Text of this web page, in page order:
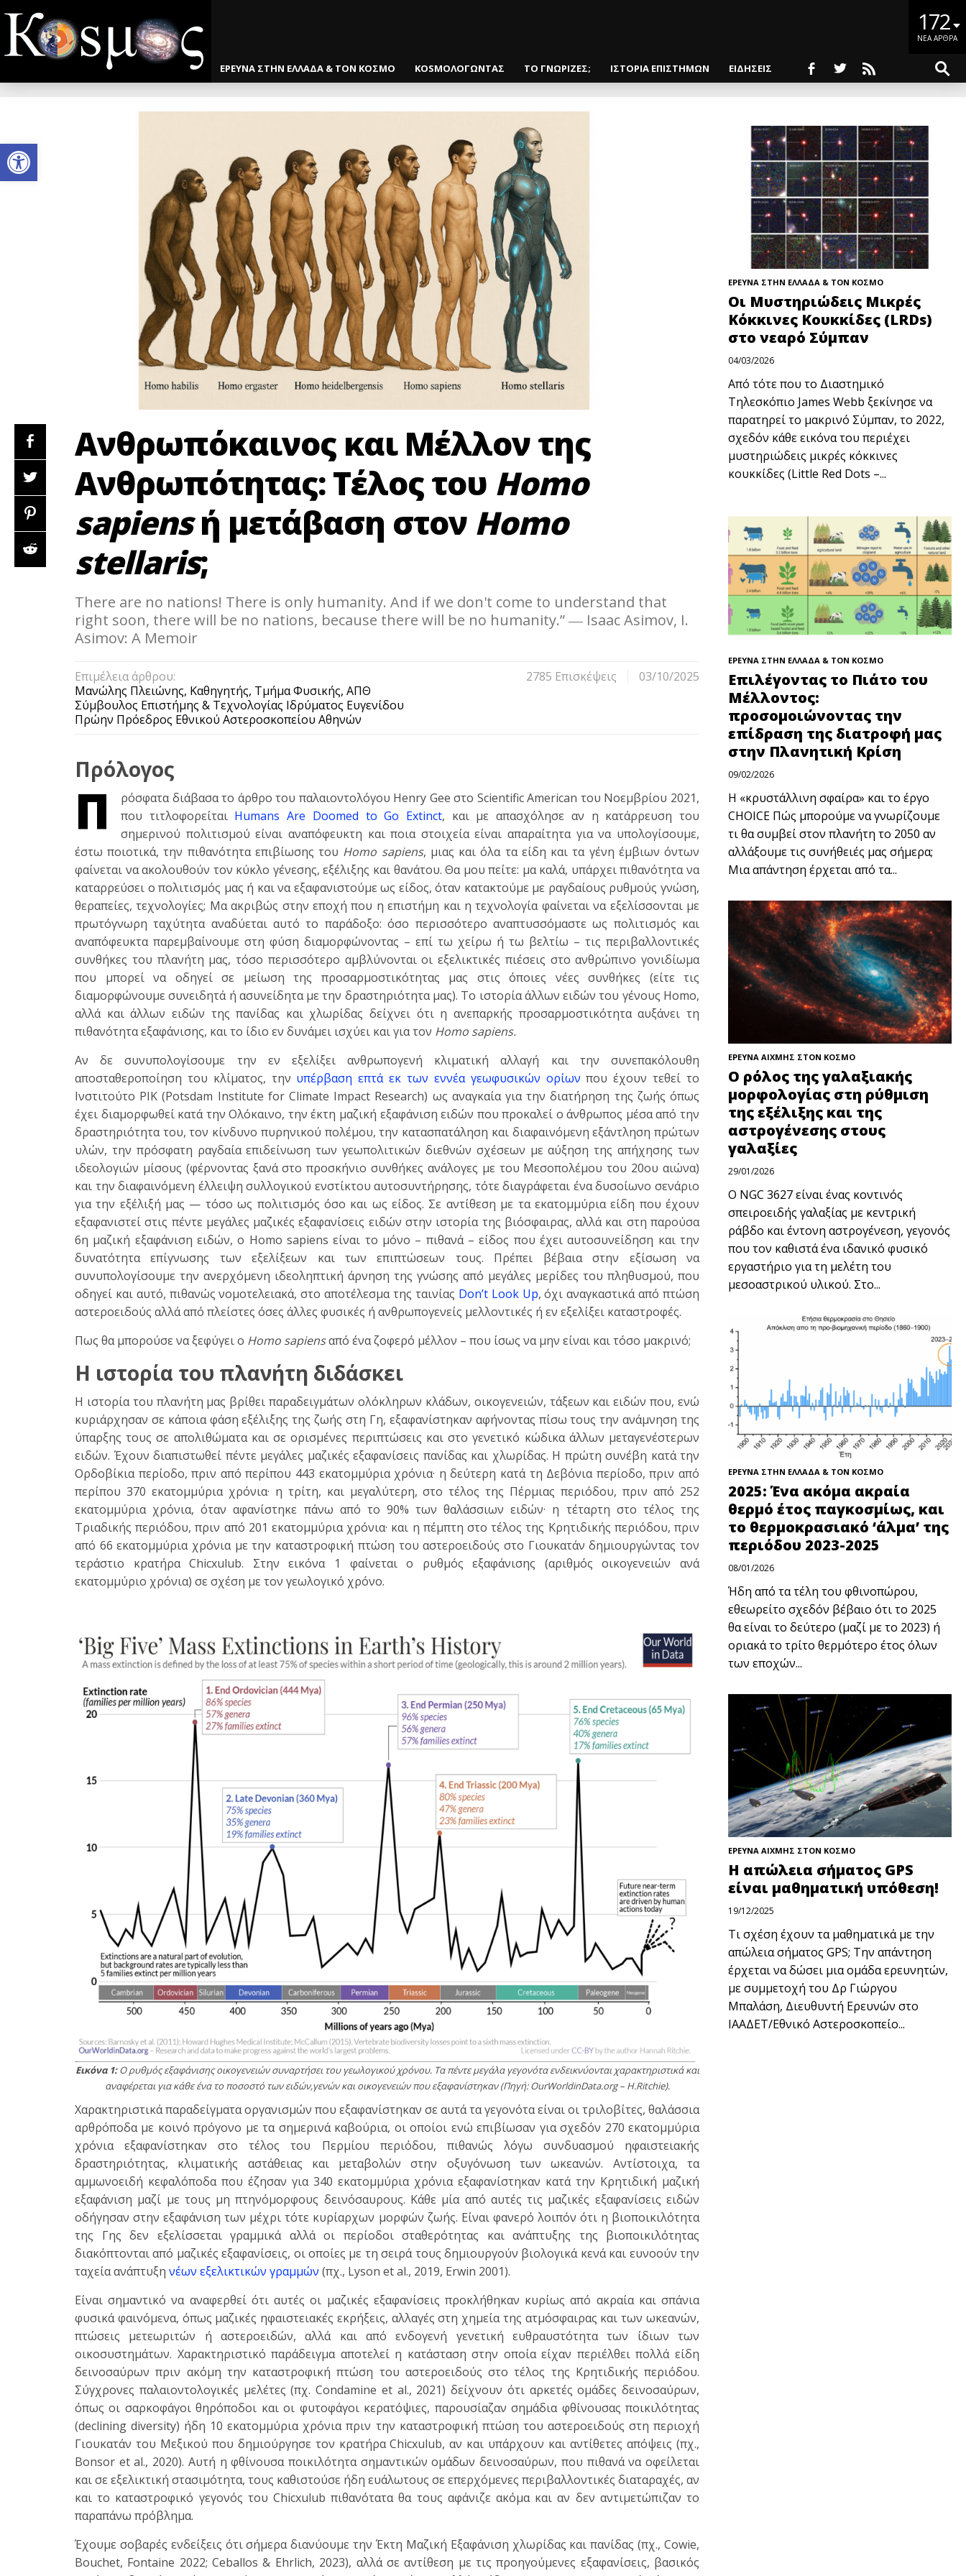
Open toolbar
172
ΝΕΑ ΑΡΘΡΑ
ΕΡΕΥΝΑ ΣΤΗΝ ΕΛΛΑΔΑ & ΤΟΝ ΚΟΣΜΟ KOSMOΛΟΓΩΝΤΑΣ ΤΟ ΓΝΩΡΙΖΕΣ; ΙΣΤΟΡΙΑ ΕΠΙΣΤΗΜΩΝ ΕΙΔΗΣΕΙΣ
Ανθρωπόκαινος και Μέλλον της
Ανθρωπότητας: Τέλος του Homo
sapiensή μετάβαση στον Homo
stellaris;
There are no nations! There is only humanity. And if we don't come to understand that
right soon, there will be no nations, because there will be no humanity.” ― Isaac Asimov, I.
Asimov: A Memoir
03/10/2025
2785 Eπισκέψεις
Επιμέλεια άρθρου:
Μανώλης Πλειώνης, Καθηγητής, Τμήμα Φυσικής, ΑΠΘ
Σύμβουλος Επιστήμης & Τεχνολογίας Ιδρύματος Ευγενίδου
Πρώην Πρόεδρος Εθνικού Αστεροσκοπείου Αθηνών
Πρόλογος
Π
ρόσφατα διάβασα το άρθρο του παλαιοντολόγου Henry Gee στο Scientific American του Νοεμβρίου 2021,
που τιτλοφορείται Humans Are Doomed to Go Extinct, και με απασχόλησε αν η κατάρρευση του
σημερινού πολιτισμού είναι αναπόφευκτη και ποια στοιχεία είναι απαραίτητα για να υπολογίσουμε,
έστω ποιοτικά, την πιθανότητα επιβίωσης του Homo sapiens, μιας και όλα τα είδη και τα γένη έμβιων όντων
φαίνεται να ακολουθούν τον κύκλο γένεσης, εξέλιξης και θανάτου. Θα μου πείτε: μα καλά, υπάρχει πιθανότητα να
καταρρεύσει ο πολιτισμός μας ή και να εξαφανιστούμε ως είδος, όταν κατακτούμε με ραγδαίους ρυθμούς γνώση,
θεραπείες, τεχνολογίες; Μα ακριβώς στην εποχή που η επιστήμη και η τεχνολογία φαίνεται να εξελίσσονται με
πρωτόγνωρη ταχύτητα αναδύεται αυτό το παράδοξο: όσο περισσότερο αναπτυσσόμαστε ως πολιτισμός και
αναπόφευκτα παρεμβαίνουμε στη φύση διαμορφώνοντας – επί τω χείρω ή τω βελτίω – τις περιβαλλοντικές
συνθήκες του πλανήτη μας, τόσο περισσότερο αμβλύνονται οι εξελικτικές πιέσεις στο ανθρώπινο γονιδίωμα
που μπορεί να οδηγεί σε μείωση της προσαρμοστικότητας μας στις όποιες νέες συνθήκες (είτε τις
διαμορφώνουμε συνειδητά ή ασυνείδητα με την δραστηριότητα μας). Το ιστορία άλλων ειδών του γένους Homo,
αλλά και άλλων ειδών της πανίδας και χλωρίδας δείχνει ότι η ανεπαρκής προσαρμοστικότητα αυξάνει τη
πιθανότητα εξαφάνισης, και το ίδιο εν δυνάμει ισχύει και για τον Homo sapiens.
Αν δε συνυπολογίσουμε την εν εξελίξει ανθρωπογενή κλιματική αλλαγή και την συνεπακόλουθη
αποσταθεροποίηση του κλίματος, την υπέρβαση επτά εκ των εννέα γεωφυσικών ορίων που έχουν τεθεί το
Ινστιτούτο PIK (Potsdam Institute for Climate Impact Research) ως αναγκαία για την διατήρηση της ζωής όπως
έχει διαμορφωθεί κατά την Ολόκαινο, την έκτη μαζική εξαφάνιση ειδών που προκαλεί ο άνθρωπος μέσα από την
δραστηριότητα του, τον κίνδυνο πυρηνικού πολέμου, την κατασπατάληση και διαφαινόμενη εξάντληση πρώτων
υλών, την πρόσφατη ραγδαία επιδείνωση των γεωπολιτικών διεθνών σχέσεων με αύξηση της απήχησης των
ιδεολογιών μίσους (φέρνοντας ξανά στο προσκήνιο συνθήκες ανάλογες με του Mεσοπολέμου του 20ου αιώνα)
και την διαφαινόμενη έλλειψη συλλογικού ενστίκτου αυτοσυντήρησης, τότε διαγράφεται ένα δυσοίωνο σενάριο
για την εξέλιξή μας — τόσο ως πολιτισμός όσο και ως είδος. Σε αντίθεση με τα εκατομμύρια είδη που έχουν
εξαφανιστεί στις πέντε μεγάλες μαζικές εξαφανίσεις ειδών στην ιστορία της βιόσφαιρας, αλλά και στη παρούσα
6η μαζική εξαφάνιση ειδών, ο Homo sapiens είναι το μόνο – πιθανά – είδος που έχει αυτοσυνείδηση και την
δυνατότητα επίγνωσης των εξελίξεων και των επιπτώσεων τους. Πρέπει βέβαια στην εξίσωση να
συνυπολογίσουμε την ανερχόμενη ιδεοληπτική άρνηση της γνώσης από μεγάλες μερίδες του πληθυσμού, που
οδηγεί και αυτό, πιθανώς νομοτελειακά, στο αποτέλεσμα της ταινίας Don’t Look Up, όχι αναγκαστικά από πτώση
αστεροειδούς αλλά από πλείστες όσες άλλες φυσικές ή ανθρωπογενείς μελλοντικές ή εν εξελίξει καταστροφές.
Πως θα μπορούσε να ξεφύγει ο Homo sapiensαπό ένα ζοφερό μέλλον – που ίσως να μην είναι και τόσο μακρινό;
Η ιστορία του πλανήτη διδάσκει
Η ιστορία του πλανήτη μας βρίθει παραδειγμάτων ολόκληρων κλάδων, οικογενειών, τάξεων και ειδών που, ενώ
κυριάρχησαν σε κάποια φάση εξέλιξης της ζωής στη Γη, εξαφανίστηκαν αφήνοντας πίσω τους την ανάμνηση της
ύπαρξης τους σε απολιθώματα και σε ορισμένες περιπτώσεις και στο γενετικό κώδικα άλλων μεταγενέστερων
ειδών. Έχουν διαπιστωθεί πέντε μεγάλες μαζικές εξαφανίσεις πανίδας και χλωρίδας. Η πρώτη συνέβη κατά την
Ορδοβίκια περίοδο, πριν από περίπου 443 εκατομμύρια χρόνια· η δεύτερη κατά τη Δεβόνια περίοδο, πριν από
περίπου 370 εκατομμύρια χρόνια· η τρίτη, και μεγαλύτερη, στο τέλος της Πέρμιας περιόδου, πριν από 252
εκατομμύρια χρόνια, όταν αφανίστηκε πάνω από το 90% των θαλάσσιων ειδών· η τέταρτη στο τέλος της
Τριαδικής περιόδου, πριν από 201 εκατομμύρια χρόνια· και η πέμπτη στο τέλος της Κρητιδικής περιόδου, πριν
από 66 εκατομμύρια χρόνια με την καταστροφική πτώση του αστεροειδούς στο Γιουκατάν δημιουργώντας τον
τεράστιο κρατήρα Chicxulub. Στην εικόνα 1 φαίνεται ο ρυθμός εξαφάνισης (αριθμός οικογενειών ανά
εκατομμύριο χρόνια) σε σχέση με τον γεωλογικό χρόνο.
Εικόνα 1:Ο ρυθμός εξαφάνισης οικογενειών συναρτήσει του γεωλογικού χρόνου. Τα πέντε μεγάλα γεγονότα ενδεικνύονται χαρακτηριστικά και
αναφέρεται για κάθε ένα το ποσοστό των ειδών,γενών και οικογενειών που εξαφανίστηκαν (Πηγή: OurWorldinData.org – H.Ritchie).
Χαρακτηριστικά παραδείγματα οργανισμών που εξαφανίστηκαν σε αυτά τα γεγονότα είναι οι τριλοβίτες, θαλάσσια
αρθρόποδα με κοινό πρόγονο με τα σημερινά καβούρια, οι οποίοι ενώ επιβίωσαν για σχεδόν 270 εκατομμύρια
χρόνια εξαφανίστηκαν στο τέλος του Περμίου περιόδου, πιθανώς λόγω συνδυασμού ηφαιστειακής
δραστηριότητας, κλιματικής αστάθειας και μεταβολών στην οξυγόνωση των ωκεανών. Αντίστοιχα, τα
αμμωνοειδή κεφαλόποδα που έζησαν για 340 εκατομμύρια χρόνια εξαφανίστηκαν κατά την Κρητιδική μαζική
εξαφάνιση μαζί με τους μη πτηνόμορφους δεινόσαυρους. Κάθε μία από αυτές τις μαζικές εξαφανίσεις ειδών
οδήγησαν στην εξαφάνιση των μέχρι τότε κυρίαρχων μορφών ζωής. Είναι φανερό λοιπόν ότι η βιοποικιλότητα
της Γης δεν εξελίσσεται γραμμικά αλλά οι περίοδοι σταθερότητας και ανάπτυξης της βιοποικιλότητας
διακόπτονται από μαζικές εξαφανίσεις, οι οποίες με τη σειρά τους δημιουργούν βιολογικά κενά και ευνοούν την
ταχεία ανάπτυξη νέων εξελικτικών γραμμών (πχ., Lyson et al., 2019, Erwin 2001).
Είναι σημαντικό να αναφερθεί ότι αυτές οι μαζικές εξαφανίσεις προκλήθηκαν κυρίως από ακραία και σπάνια
φυσικά φαινόμενα, όπως μαζικές ηφαιστειακές εκρήξεις, αλλαγές στη χημεία της ατμόσφαιρας και των ωκεανών,
πτώσεις μετεωριτών ή αστεροειδών, αλλά και από ενδογενή γενετική ευθραυστότητα των ίδιων των
οικοσυστημάτων. Χαρακτηριστικό παράδειγμα αποτελεί η κατάσταση στην οποία είχαν περιέλθει πολλά είδη
δεινοσαύρων πριν ακόμη την καταστροφική πτώση του αστεροειδούς στο τέλος της Κρητιδικής περιόδου.
Σύγχρονες παλαιοντολογικές μελέτες (πχ. Condamine et al., 2021) δείχνουν ότι αρκετές ομάδες δεινοσαύρων,
όπως οι σαρκοφάγοι θηρόποδοι και οι φυτοφάγοι κερατόψιες, παρουσίαζαν σημάδια φθίνουσας ποικιλότητας
(declining diversity) ήδη 10 εκατομμύρια χρόνια πριν την καταστροφική πτώση του αστεροειδούς στη περιοχή
Γιουκατάν του Μεξικού που δημιούργησε τον κρατήρα Chicxulub, αν και υπάρχουν και αντίθετες απόψεις (πχ.,
Bonsor et al., 2020). Αυτή η φθίνουσα ποικιλότητα σημαντικών ομάδων δεινοσαύρων, που πιθανά να οφείλεται
και σε εξελικτική στασιμότητα, τους καθιστούσε ήδη ευάλωτους σε επερχόμενες περιβαλλοντικές διαταραχές, αν
και το καταστροφικό γεγονός του Chicxulub πιθανότατα θα τους αφάνιζε ακόμα και αν δεν αντιμετώπιζαν το
παραπάνω πρόβλημα.
Έχουμε σοβαρές ενδείξεις ότι σήμερα διανύουμε την Έκτη Μαζική Εξαφάνιση χλωρίδας και πανίδας (πχ., Cowie,
Bouchet, Fontaine 2022; Ceballos & Ehrlich, 2023), αλλά σε αντίθεση με τις προηγούμενες εξαφανίσεις, βασικός
ΕΡΕΥΝΑ ΣΤΗΝ ΕΛΛΑΔΑ & ΤΟΝ ΚΟΣΜΟ
Οι Μυστηριώδεις Μικρές
Κόκκινες Κουκκίδες (LRDs)
στο νεαρό Σύμπαν
04/03/2026
Από τότε που το Διαστημικό
Τηλεσκόπιο James Webb ξεκίνησε να
παρατηρεί το μακρινό Σύμπαν, το 2022,
σχεδόν κάθε εικόνα του περιέχει
μυστηριώδεις μικρές κόκκινες
κουκκίδες (Little Red Dots –...
ΕΡΕΥΝΑ ΣΤΗΝ ΕΛΛΑΔΑ & ΤΟΝ ΚΟΣΜΟ
Επιλέγοντας το Πιάτο του
Μέλλοντος:
προσομοιώνοντας την
επίδραση της διατροφή μας
στην Πλανητική Κρίση
09/02/2026
Η «κρυστάλλινη σφαίρα» και το έργο
CHOICE Πώς μπορούμε να γνωρίζουμε
τι θα συμβεί στον πλανήτη το 2050 αν
αλλάξουμε τις συνήθειές μας σήμερα;
Μια απάντηση έρχεται από τα...
ΕΡΕΥΝΑ ΑΙΧΜΗΣ ΣΤΟΝ ΚΟΣΜΟ
Ο ρόλος της γαλαξιακής
μορφολογίας στη ρύθμιση
της εξέλιξης και της
αστρογένεσης στους
γαλαξίες
29/01/2026
Ο NGC 3627 είναι ένας κοντινός
σπειροειδής γαλαξίας με κεντρική
ράβδο και έντονη αστρογένεση, γεγονός
που τον καθιστά ένα ιδανικό φυσικό
εργαστήριο για τη μελέτη του
μεσοαστρικού υλικού. Στο...
ΕΡΕΥΝΑ ΣΤΗΝ ΕΛΛΑΔΑ & ΤΟΝ ΚΟΣΜΟ
2025: Ένα ακόμα ακραία
θερμό έτος παγκοσμίως, και
το θερμοκρασιακό ‘άλμα’ της
περιόδου 2023-2025
08/01/2026
Ήδη από τα τέλη του φθινοπώρου,
εθεωρείτο σχεδόν βέβαιο ότι το 2025
θα είναι το δεύτερο (μαζί με το 2023) ή
οριακά το τρίτο θερμότερο έτος όλων
των εποχών...
ΕΡΕΥΝΑ ΑΙΧΜΗΣ ΣΤΟΝ ΚΟΣΜΟ
Η απώλεια σήματος GPS
είναι μαθηματική υπόθεση!
19/12/2025
Τι σχέση έχουν τα μαθηματικά με την
απώλεια σήματος GPS; Την απάντηση
έρχεται να δώσει μια ομάδα ερευνητών,
με συμμετοχή του Δρ Γιώργου
Μπαλάση, Διευθυντή Ερευνών στο
ΙΑΑΔΕΤ/Εθνικό Αστεροσκοπείο...